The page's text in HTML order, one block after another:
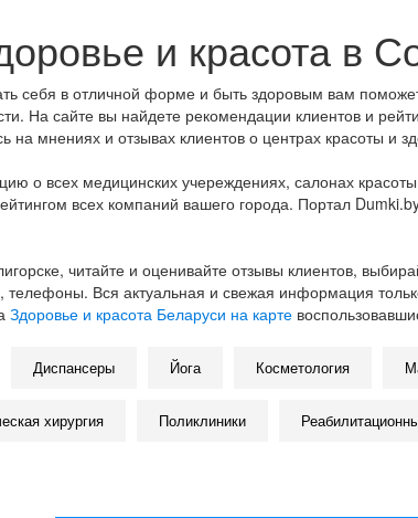
и красота в
себя в отличной форме и быть здоровым вам
На сайте вы найдете рекомендации клиентов и
мнениях и отзывах клиентов о центрах красоты и
о всех медицинских учереждениях, салонах
всех компаний вашего города. Портал
читайте и оценивайте отзывы клиентов,
Вся актуальная и свежая информация
Здоровье и красота Беларуси на карте
Диспансеры Йога Косметология
хирургия Поликлиники